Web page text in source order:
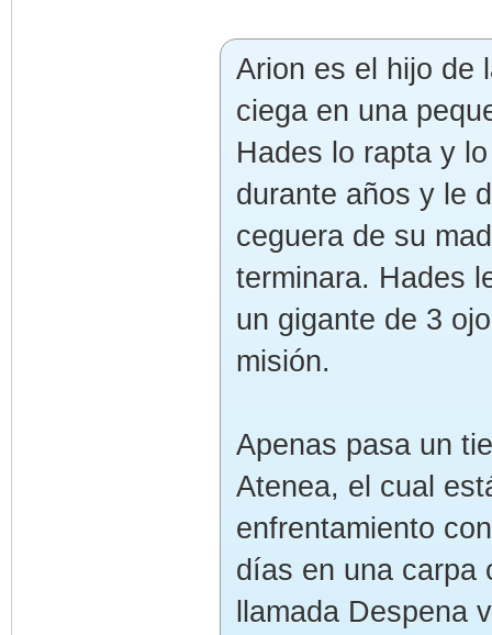
Arion es el hijo de
ciega en una
Hades lo rapta y
durante años y le
ceguera de su
terminara. Hades
un gigante de 3
misión.
Apenas pasa un
Atenea, el cual
enfrentamiento
días en una carpa
llamada Despena